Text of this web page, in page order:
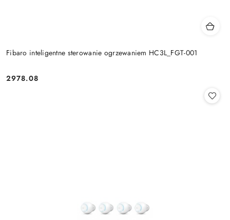
Fibaro inteligentne sterowanie ogrzewaniem HC3L_FGT-001
Cena:
2978.08